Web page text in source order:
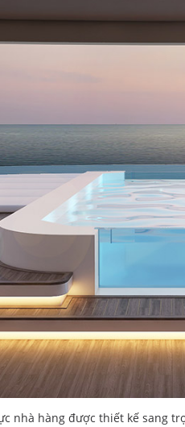
nhà hàng được thiết kế sang